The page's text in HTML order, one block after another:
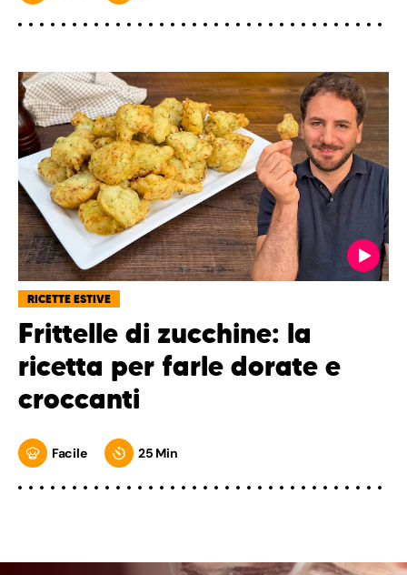
RICETTE ESTIVE
Frittelle di zucchine: la
ricetta per farle dorate e
croccanti
Facile 25 Min